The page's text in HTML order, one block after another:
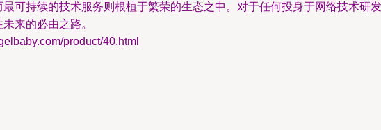
可持续的技术服务则根植于繁荣的生态之中。对于任何投身于网络技术研
来的必由之路。
product/40.html